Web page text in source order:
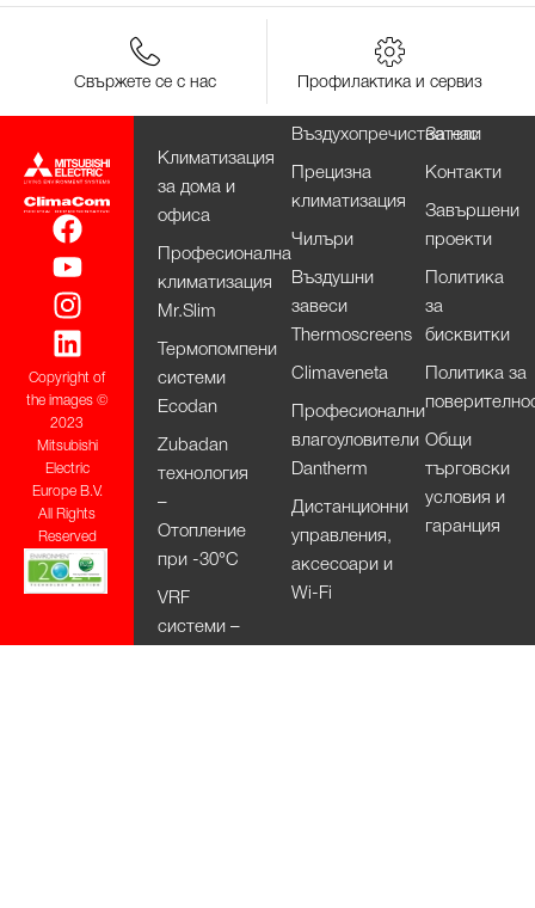
Свържете се с нас Профилактика и сервиз
Copyright of
the images ©
2023
Mitsubishi
Electric
Europe B.V.
All Rights
Reserved
Климатизация
за дома и
офиса
Професионална
климатизация
Mr.Slim
Термопомпени
системи
Ecodan
Zubadan
технология
–
Отопление
при -30°С
VRF
системи –
Въздухопречистватели
Прецизна
климатизация
Чилъри
Въздушни
завеси
Thermoscreens
Climaveneta
Професионални
влагоуловители
Dantherm
Дистанционни
управления,
аксесоари и
Wi-Fi
За нас
Контакти
Завършени
проекти
Политика
за
бисквитки
Политика за
Общи
търговски
условия и
гаранция